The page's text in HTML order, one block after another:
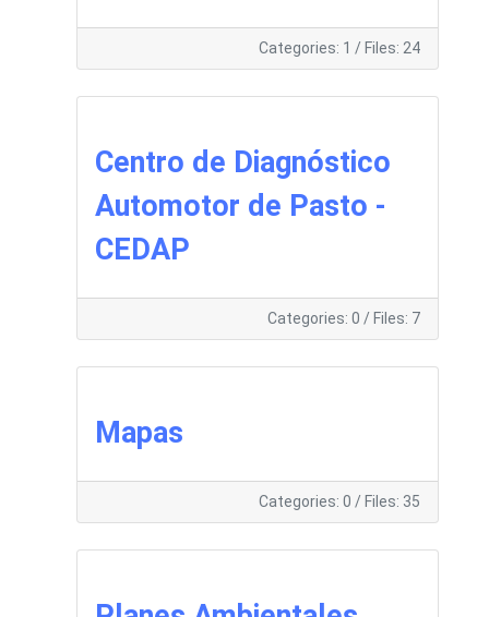
Categories: 1 / Files: 24
Centro de Diagnóstico
Automotor de Pasto -
CEDAP
Categories: 0 / Files: 7
Mapas
Categories: 0 / Files: 35